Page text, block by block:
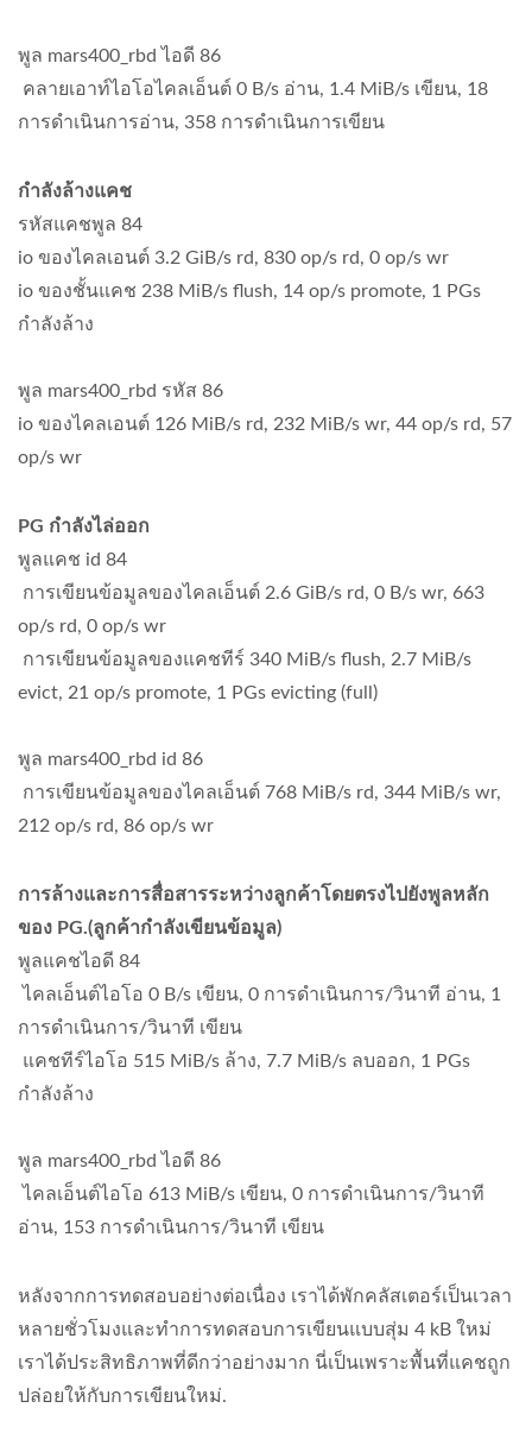
พูล mars400_rbd ไอดี 86
คลายเอาท์ไอโอไคลเอ็นต์ 0 B/s อ่าน, 1.4 MiB/s เขียน, 18
การดำเนินการอ่าน, 358 การดำเนินการเขียน
กำลังล้างแคช
รหัสแคชพูล 84
io ของไคลเอนต์ 3.2 GiB/s rd, 830 op/s rd, 0 op/s wr
io ของชั้นแคช 238 MiB/s flush, 14 op/s promote, 1 PGs
กำลังล้าง
พูล mars400_rbd รหัส 86
io ของไคลเอนต์ 126 MiB/s rd, 232 MiB/s wr, 44 op/s rd, 57
op/s wr
PG กำลังไล่ออก
พูลแคช id 84
การเขียนข้อมูลของไคลเอ็นต์ 2.6 GiB/s rd, 0 B/s wr, 663
op/s rd, 0 op/s wr
การเขียนข้อมูลของแคชทีร์ 340 MiB/s flush, 2.7 MiB/s
evict, 21 op/s promote, 1 PGs evicting (full)
พูล mars400_rbd id 86
การเขียนข้อมูลของไคลเอ็นต์ 768 MiB/s rd, 344 MiB/s wr,
212 op/s rd, 86 op/s wr
การล้างและการสื่อสารระหว่างลูกค้าโดยตรงไปยังพูลหลัก
ของ PG.(ลูกค้ากำลังเขียนข้อมูล)
พูลแคชไอดี 84
ไคลเอ็นต์ไอโอ 0 B/s เขียน, 0 การดำเนินการ/วินาที อ่าน, 1
การดำเนินการ/วินาที เขียน
แคชทีร์ไอโอ 515 MiB/s ล้าง, 7.7 MiB/s ลบออก, 1 PGs
กำลังล้าง
พูล mars400_rbd ไอดี 86
ไคลเอ็นต์ไอโอ 613 MiB/s เขียน, 0 การดำเนินการ/วินาที
อ่าน, 153 การดำเนินการ/วินาที เขียน
หลังจากการทดสอบอย่างต่อเนื่อง เราได้พักคลัสเตอร์เป็นเวลา
หลายชั่วโมงและทำการทดสอบการเขียนแบบสุ่ม 4 kB ใหม่
เราได้ประสิทธิภาพที่ดีกว่าอย่างมาก นี่เป็นเพราะพื้นที่แคชถูก
ปล่อยให้กับการเขียนใหม่.